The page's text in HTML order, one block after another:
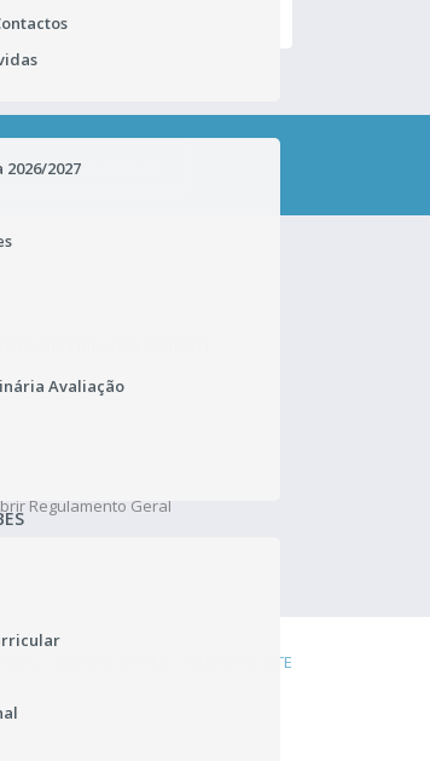
2027
Avaliação
NOS
PROTEÇÃO DE DADOS
Carlos Mourato (DSRLVT)
070 Lisboa
Regulamento Geral
MAPA DO SITE